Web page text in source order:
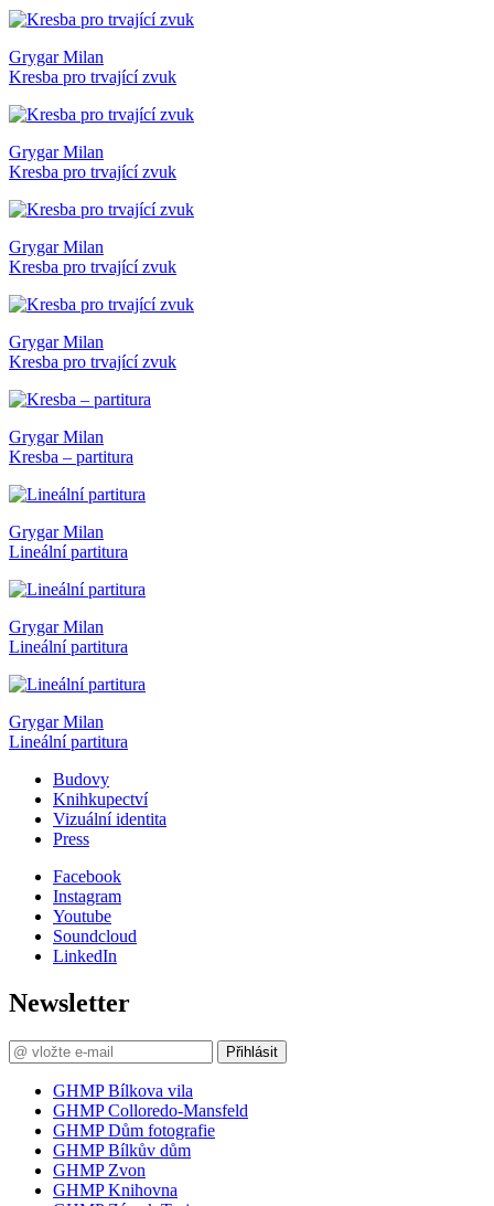
Grygar Milan
Kresba pro trvající zvuk
Grygar Milan
Kresba pro trvající zvuk
Grygar Milan
Kresba pro trvající zvuk
Grygar Milan
Kresba pro trvající zvuk
Grygar Milan
Kresba – partitura
Grygar Milan
Lineální partitura
Grygar Milan
Lineální partitura
Grygar Milan
Lineální partitura
Budovy
Knihkupectví
Vizuální identita
Press
Facebook
Instagram
Youtube
Soundcloud
LinkedIn
Newsletter
Přihlásit
GHMP Bílkova vila
GHMP Colloredo-Mansfeld
GHMP Dům fotografie
GHMP Bílkův dům
GHMP Zvon
GHMP Knihovna